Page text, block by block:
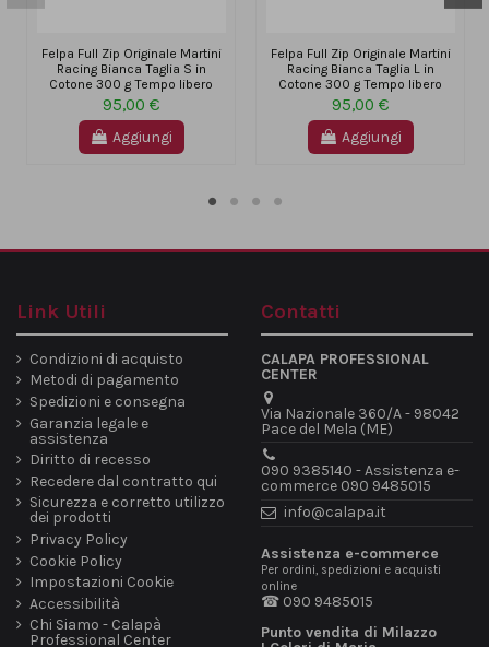
Felpa Full Zip Originale Martini
Racing Bianca Taglia S in
Cotone 300 g Tempo libero
95,00 €
Aggiungi
Felpa Full Zip Originale Martini
Racing Bianca Taglia L in
Cotone 300 g Tempo libero
95,00 €
Aggiungi
Link Utili
Condizioni di acquisto
Metodi di pagamento
Spedizioni e consegna
Garanzia legale e
assistenza
Diritto di recesso
Recedere dal contratto qui
Sicurezza e corretto utilizzo
dei prodotti
Privacy Policy
Cookie Policy
Impostazioni Cookie
Accessibilità
Chi Siamo - Calapà
Professional Center
Contatti
CALAPA PROFESSIONAL
CENTER
Via Nazionale 360/A - 98042
Pace del Mela (ME)
090 9385140 - Assistenza e-
commerce 090 9485015
info@calapa.it
Assistenza e-commerce
Per ordini, spedizioni e acquisti
online
☎ 090 9485015
Punto vendita di Milazzo